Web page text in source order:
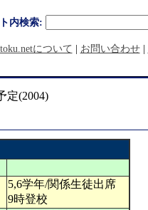
内検索:
について | お問い合わせ|
定(2004)
5,6学年/関係生徒出席
9時登校